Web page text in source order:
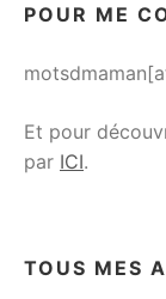
POUR ME
Et pour
par ICI.
TOUS MES